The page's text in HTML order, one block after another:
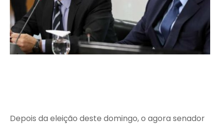
Depois da eleição deste domingo, o agora senador